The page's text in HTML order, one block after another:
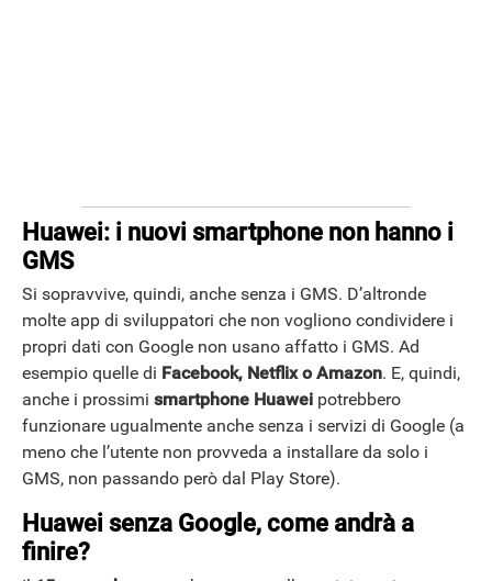
Huawei: i nuovi smartphone non hanno i
GMS
Si sopravvive, quindi, anche senza i GMS. D’altronde
molte app di sviluppatori che non vogliono condividere i
propri dati con Google non usano affatto i GMS. Ad
esempio quelle di Facebook, Netflix o Amazon. E, quindi,
anche i prossimi smartphone Huawei potrebbero
funzionare ugualmente anche senza i servizi di Google (a
meno che l’utente non provveda a installare da solo i
GMS, non passando però dal Play Store).
Huawei senza Google, come andrà a
finire?